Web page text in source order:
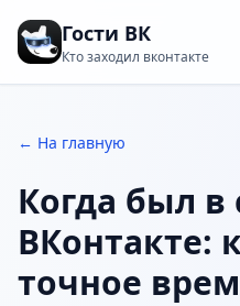
Гости ВК
Кто заходил вконтакте
← На главную
Когда был в
ВКонтакте:
точное